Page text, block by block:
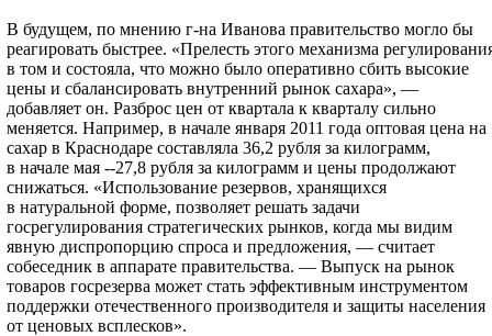
В будущем, по мнению г-на Иванова правительство могло бы
реагировать быстрее. «Прелесть этого механизма
в том и состояла, что можно было оперативно сбить высокие
цены и сбалансировать внутренний рынок сахара», —
добавляет он. Разброс цен от квартала к кварталу сильно
меняется. Например, в начале января 2011 года оптовая цена на
сахар в Краснодаре составляла 36,2 рубля за килограмм,
в начале мая --27,8 рубля за килограмм и цены продолжают
снижаться. «Использование резервов, хранящихся
в натуральной форме, позволяет решать задачи
госрегулирования стратегических рынков, когда мы видим
явную диспропорцию спроса и предложения, — считает
собеседник в аппарате правительства. — Выпуск на рынок
товаров госрезерва может стать эффективным инструментом
поддержки отечественного производителя и защиты населения
от ценовых всплесков».